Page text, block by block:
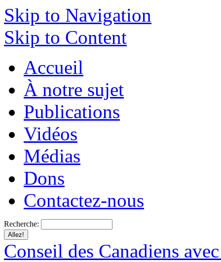
Skip to Navigation
Skip to Content
Accueil
À notre sujet
Publications
Vidéos
Médias
Dons
Contactez-nous
Recherche:
Conseil des Canadiens